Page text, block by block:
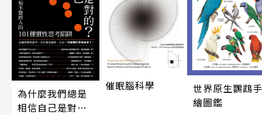
為什麼我們總是
相信自己是對
催眠腦科學
世界原生鸚鵡手
繪圖鑑